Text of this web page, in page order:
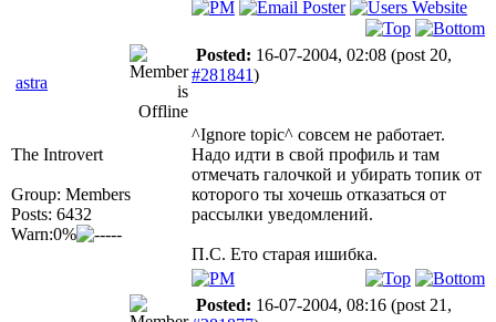
astra
Posted: 16-07-2004, 02:08 (post 20,
#281841)
The Introvert
Group: Members
Posts: 6432
Warn:0%
^Ignore topic^ совсем не работает.
Надо идти в свой профиль и там
отмечать галочкой и убирать топик от
которого ты хочешь отказаться от
рассылки уведомлений.
П.С. Ето старая ишибка.
Posted: 16-07-2004, 08:16 (post 21,